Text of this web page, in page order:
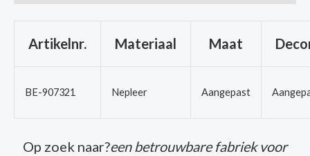
Artikelnr. Materiaal Maat
BE-907321 Nepleer Aangepast
Op zoek naar?een betrouwbare fabriek voor